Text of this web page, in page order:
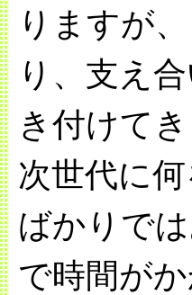
りますが
り、支え
き付けてき
次世代に
ばかりで
で時間が